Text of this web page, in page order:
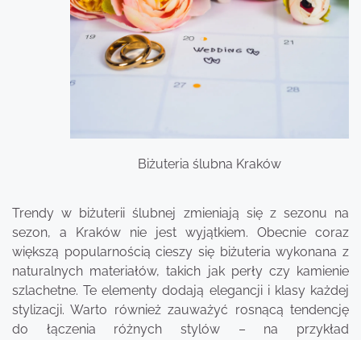
Biżuteria ślubna Kraków
Trendy w biżuterii ślubnej zmieniają się z sezonu na
sezon, a Kraków nie jest wyjątkiem. Obecnie coraz
większą popularnością cieszy się biżuteria wykonana z
naturalnych materiałów, takich jak perły czy kamienie
szlachetne. Te elementy dodają elegancji i klasy każdej
stylizacji. Warto również zauważyć rosnącą tendencję
do łączenia różnych stylów – na przykład